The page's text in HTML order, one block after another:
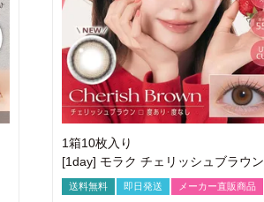
1箱10枚入り
[1day] モラク チェリッシュブラウン
送料無料 即日発送 メーカー直販商品